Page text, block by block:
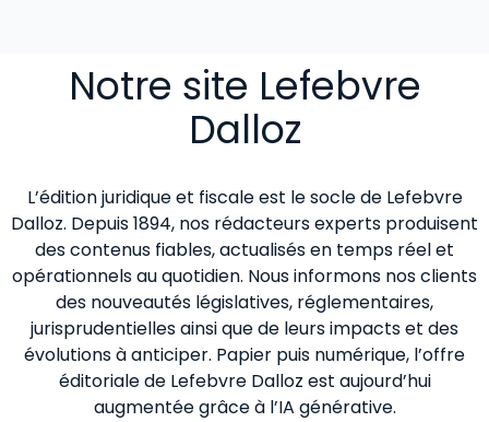
Notre site Lefebvre
Dalloz
L’édition juridique et fiscale est le socle de Lefebvre
Dalloz. Depuis 1894, nos rédacteurs experts produisent
des contenus fiables, actualisés en temps réel et
opérationnels au quotidien. Nous informons nos clients
des nouveautés législatives, réglementaires,
jurisprudentielles ainsi que de leurs impacts et des
évolutions à anticiper. Papier puis numérique, l’offre
éditoriale de Lefebvre Dalloz est aujourd’hui
augmentée grâce à l’IA générative.